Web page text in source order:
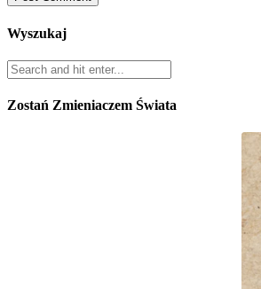
Wyszukaj
Zostań Zmieniaczem Świata